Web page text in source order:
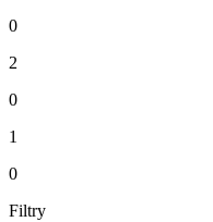
0
2
0
1
0
Filtry